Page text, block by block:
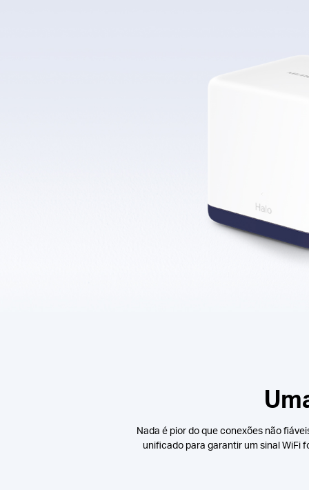
Nada é pior do que conexões não
unificado para garantir um sinal WiFi